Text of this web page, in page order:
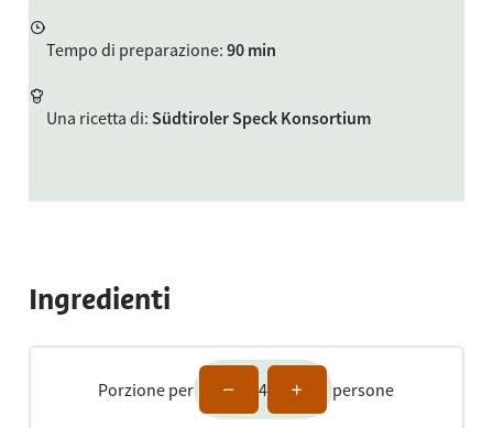
Tempo di preparazione: 90 min
Una ricetta di: Südtiroler Speck Konsortium
Ingredienti
Porzione per 4 persone